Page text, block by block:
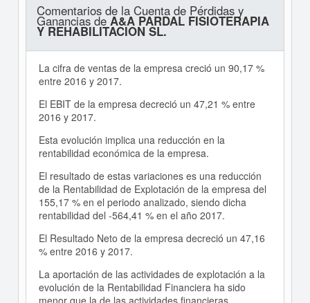
Comentarios de la Cuenta de Pérdidas y
Ganancias deA&A PARDAL FISIOTERAPIA
Y REHABILITACION SL.
La cifra de ventas de la empresa creció un 90,17 %
entre 2016 y 2017.
El EBIT de la empresa decreció un 47,21 % entre
2016 y 2017.
Esta evolución implica una reducción en la
rentabilidad económica de la empresa.
El resultado de estas variaciones es una reducción
de la Rentabilidad de Explotación de la empresa del
155,17 % en el periodo analizado, siendo dicha
rentabilidad del -564,41 % en el año 2017.
El Resultado Neto de la empresa decreció un 47,16
% entre 2016 y 2017.
La aportación de las actividades de explotación a la
evolución de la Rentabilidad Financiera ha sido
menor que la de las actividades financieras .